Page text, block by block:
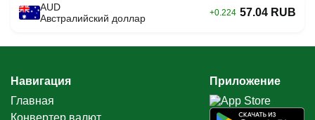
AUD
Австралийский доллар
+0.224 57.04 RUB
Навигация
Главная
Конвертер валют
Приложение